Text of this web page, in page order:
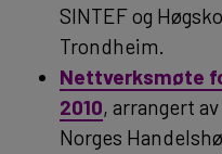
SINTEF og
Trondheim.
Nettverksmøte
2010, arrangert
Norges